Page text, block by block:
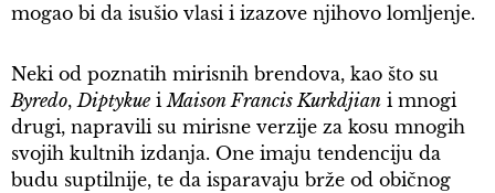
mogao bi da isušio vlasi i izazove njihovo lomljenje.
Neki od poznatih mirisnih brendova, kao što su
Byredo, Diptykue i Maison Francis Kurkdjian i mnogi
drugi, napravili su mirisne verzije za kosu mnogih
svojih kultnih izdanja. One imaju tendenciju da
budu suptilnije, te da isparavaju brže od običnog